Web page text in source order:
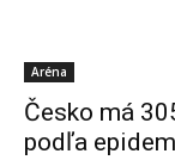
Aréna
Česko má
podľa